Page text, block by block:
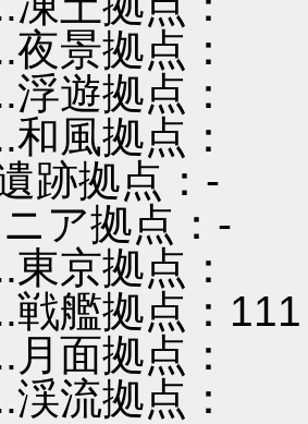
拠点：
拠点：
拠点：
跡拠点：-
ア拠点：-
拠点：
拠点：111
拠点：
拠点：